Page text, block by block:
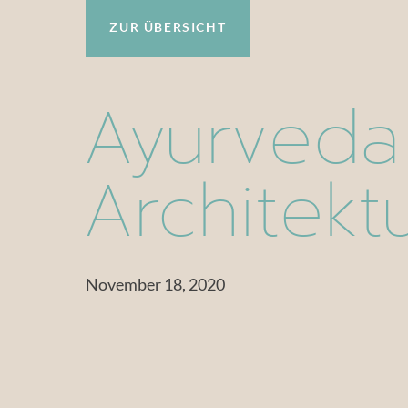
ZUR ÜBERSICHT
November 18, 2020